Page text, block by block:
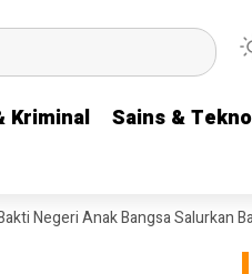
Kriminal Sains &
Kriminal Sains &
Anak Bangsa Salurkan Bantuan